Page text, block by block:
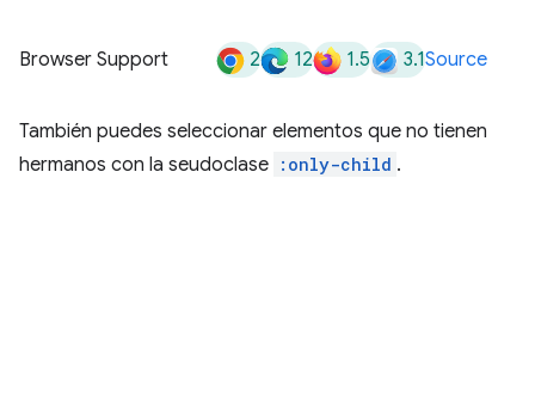
Browser Support 2 12 1.5 3.1Source
También puedes seleccionar elementos que no tienen
hermanos con la seudoclase :only-child .